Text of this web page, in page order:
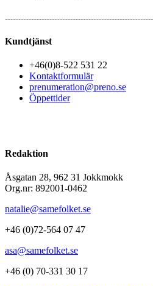
Kundtjänst
+46(0)8-522 531 22
Kontaktformulär
prenumeration@preno.se
Öppettider
Redaktion
Åsgatan 28, 962 31 Jokkmokk
Org.nr: 892001-0462
natalie@samefolket.se
+46 (0)72-564 07 47
asa@samefolket.se
+46 (0) 70-331 30 17